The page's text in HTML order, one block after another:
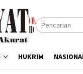
HUKRIM